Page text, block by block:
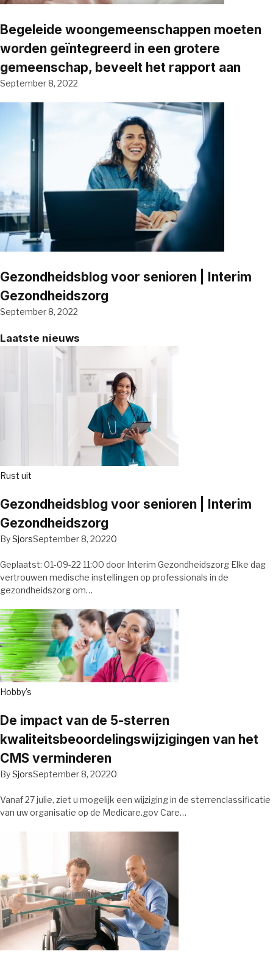
Begeleide woongemeenschappen moeten
worden geïntegreerd in een grotere
gemeenschap, beveelt het rapport aan
September 8, 2022
Gezondheidsblog voor senioren | Interim
Gezondheidszorg
September 8, 2022
Laatste nieuws
Rust uit
Gezondheidsblog voor senioren | Interim
Gezondheidszorg
BySjorsSeptember 8, 20220
Geplaatst: 01-09-22 11:00 door Interim Gezondheidszorg Elke dag
vertrouwen medische instellingen op professionals in de
gezondheidszorg om…
Hobby's
De impact van de 5-sterren
kwaliteitsbeoordelingswijzigingen van het
CMS verminderen
BySjorsSeptember 8, 20220
Vanaf 27 julie, ziet u mogelijk een wijziging in de sterrenclassificatie
van uw organisatie op de Medicare.gov Care…